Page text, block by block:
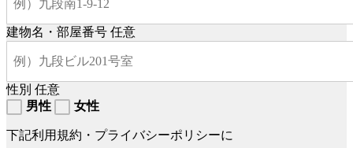
建物名・部屋番号 任意
性別 任意
男性
女性
下記利用規約・プライバシーポリシーに